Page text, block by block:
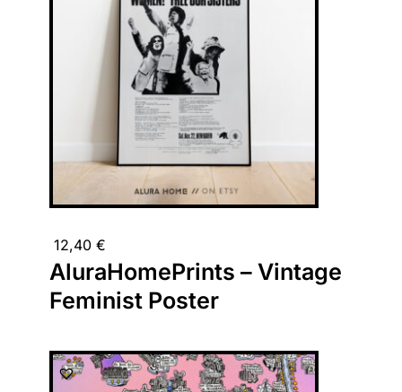
12,40 €
AluraHomePrints – Vintage
Feminist Poster